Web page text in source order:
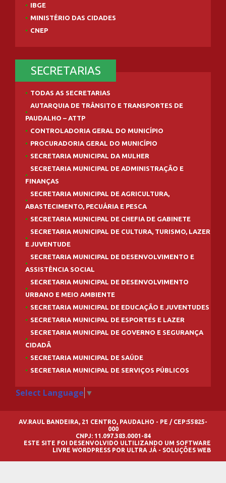
IBGE
MINISTÉRIO DAS CIDADES
CNEP
SECRETARIAS
TODAS AS SECRETARIAS
AUTARQUIA DE TRÂNSITO E TRANSPORTES DE
PAUDALHO – ATTP
CONTROLADORIA GERAL DO MUNICÍPIO
PROCURADORIA GERAL DO MUNICÍPIO
SECRETARIA MUNICIPAL DA MULHER
SECRETARIA MUNICIPAL DE ADMINISTRAÇÃO E
FINANÇAS
SECRETARIA MUNICIPAL DE AGRICULTURA,
ABASTECIMENTO, PECUÁRIA E PESCA
SECRETARIA MUNICIPAL DE CHEFIA DE GABINETE
SECRETARIA MUNICIPAL DE CULTURA, TURISMO, LAZER
E JUVENTUDE
SECRETARIA MUNICIPAL DE DESENVOLVIMENTO E
ASSISTÊNCIA SOCIAL
SECRETARIA MUNICIPAL DE DESENVOLVIMENTO
URBANO E MEIO AMBIENTE
SECRETARIA MUNICIPAL DE EDUCAÇÃO E JUVENTUDES
SECRETARIA MUNICIPAL DE ESPORTES E LAZER
SECRETARIA MUNICIPAL DE GOVERNO E SEGURANÇA
CIDADÃ
SECRETARIA MUNICIPAL DE SAÚDE
SECRETARIA MUNICIPAL DE SERVIÇOS PÚBLICOS
Select Language ▼
AV.RAUL BANDEIRA, 21 CENTRO, PAUDALHO - PE / CEP:55825-
000
CNPJ: 11.097.383.0001-84
ESTE SITE FOI DESENVOLVIDO ULTILIZANDO UM SOFTWARE
LIVRE WORDPRESS POR ULTRA JÁ - SOLUÇÕES WEB